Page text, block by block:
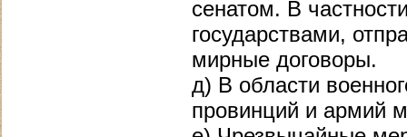
сенатом. В
государствами,
мирные договоры.
д) В области
провинций и армий